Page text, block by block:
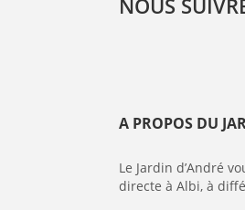
NOUS
A PROPOS DU
Le Jardin d’André
directe à Albi, à